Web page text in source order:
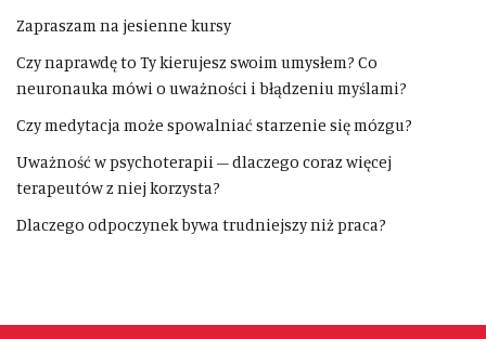
Zapraszam na jesienne kursy
Czy naprawdę to Ty kierujesz swoim umysłem? Co
neuronauka mówi o uważności i błądzeniu myślami?
Czy medytacja może spowalniać starzenie się mózgu?
Uważność w psychoterapii – dlaczego coraz więcej
terapeutów z niej korzysta?
Dlaczego odpoczynek bywa trudniejszy niż praca?